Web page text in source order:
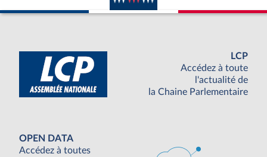
LCP
Accédez à toute
l'actualité de
la Chaine Parlementaire
OPEN DATA
Accédez à toutes